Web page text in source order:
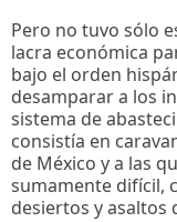
Pero no tuvo sólo
lacra económica
bajo el orden
desamparar a los
sistema de
consistía en
de México y a las
sumamente difícil,
desiertos y asaltos